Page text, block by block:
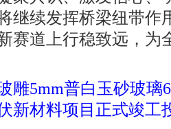
继续发挥桥梁纽带作
赛道上行稳致远，为
雕5mm普白玉砂玻璃
新材料项目正式竣工